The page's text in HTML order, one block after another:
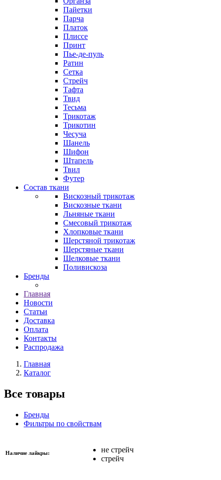
Пайетки
Парча
Платок
Плиссе
Принт
Пье-де-пуль
Ратин
Сетка
Стрейч
Тафта
Твид
Тесьма
Трикотаж
Трикотин
Чесуча
Шанель
Шифон
Штапель
Твил
Футер
Состав ткани
Вискозный трикотаж
Вискозные ткани
Льняные ткани
Смесовый трикотаж
Хлопковые ткани
Шерстяной трикотаж
Шерстяные ткани
Шелковые ткани
Поливискоза
Бренды
Главная
Новости
Статьи
Доставка
Оплата
Контакты
Распродажа
Главная
Каталог
Все товары
Бренды
Фильтры по свойствам
Наличие лайкры:
не стрейч
стрейч